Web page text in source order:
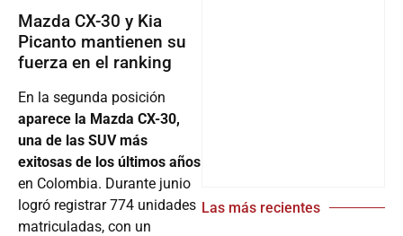
Mazda CX-30 y Kia
Picanto mantienen su
fuerza en el ranking
En la segunda posición
aparece la Mazda CX-30,
una de las SUV más
exitosas de los últimos años
en Colombia. Durante junio
logró registrar 774 unidades
matriculadas, con un
Las más recientes